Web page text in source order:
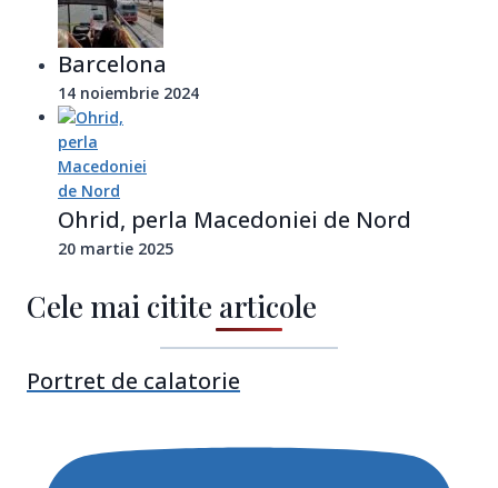
Barcelona
14 noiembrie 2024
Ohrid, perla Macedoniei de Nord
20 martie 2025
Cele mai citite articole
Portret de calatorie